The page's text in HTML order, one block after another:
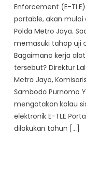
Enforcement (E-
portable, akan mulai
Polda Metro Jaya.
memasuki tahap uji
Bagaimana kerja
tersebut? Direktur
Metro Jaya,
Sambodo Purnomo
mengatakan kalau
elektronik E-TLE
dilakukan tahun […]